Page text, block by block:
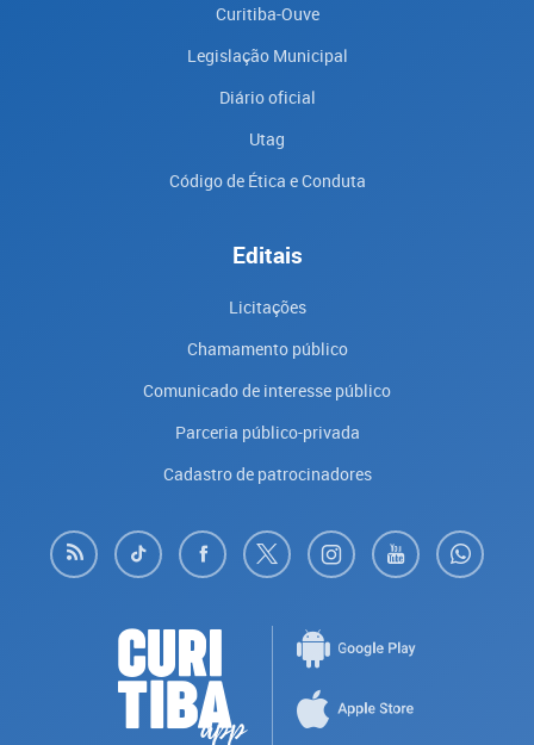
Curitiba-Ouve
Legislação Municipal
Diário oficial
Utag
Código de Ética e Conduta
Editais
Licitações
Chamamento público
Comunicado de interesse público
Parceria público-privada
Cadastro de patrocinadores